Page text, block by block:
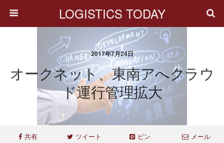
LOGISTICS TODAY
2017年7月24日
オークネット、東南アへクラウ
ド運行管理拡大
共有 ツイート ピン メール